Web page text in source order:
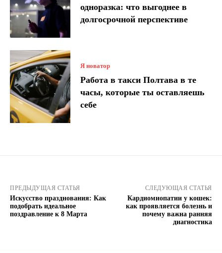
одноразка: что выгоднее в
долгосрочной перспективе
Я новатор
Работа в такси Полтава в те
часы, которые ты оставляешь
себе
ПРЕДЫДУЩАЯ СТАТЬЯ
Искусство празднования: Как
подобрать идеальное
поздравление к 8 Марта
СЛЕДУЮЩАЯ СТАТЬЯ
Кардиомиопатии у кошек:
как проявляется болезнь и
почему важна ранняя
диагностика